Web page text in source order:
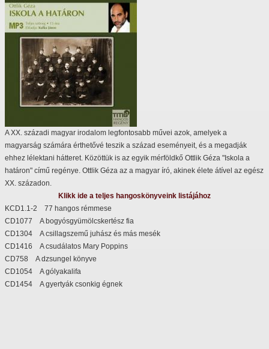
A XX. századi magyar irodalom legfontosabb művei azok, amelyek a
magyarság számára érthetővé teszik a század eseményeit, és a megadják
ehhez lélektani hátteret. Közöttük is az egyik mérföldkő Ottlik Géza "Iskola a
határon" című regénye. Ottlik Géza az a magyar író, akinek élete átível az egész
XX. századon.
Klikk ide a teljes hangoskönyveink listájához
KCD1.1-2 77 hangos rémmese
CD1077 A bogyósgyümölcskertész fia
CD1304 A csillagszemű juhász és más mesék
CD1416 A csudálatos Mary Poppins
CD758 A dzsungel könyve
CD1054 A gólyakalifa
CD1454 A gyertyák csonkig égnek